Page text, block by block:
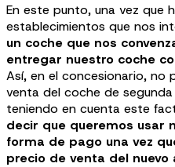
En este punto, una vez que
establecimientos que nos
un coche que nos
entregar nuestro coche
Así, en el concesionario, no
venta del coche de
teniendo en cuenta este
decir que queremos usar
forma de pago una vez
precio de venta del nuevo